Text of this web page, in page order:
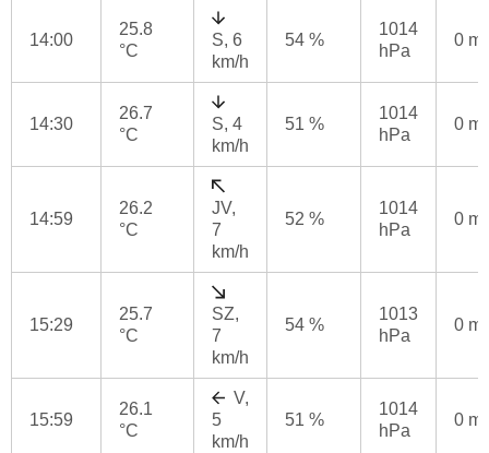
14:00
25.8
°C
S, 6
km/h
54 %
1014
hPa
0
14:30
26.7
°C
S, 4
km/h
51 %
1014
hPa
0
14:59
26.2
°C
JV,
7
km/h
52 %
1014
hPa
0
15:29
25.7
°C
SZ,
7
km/h
54 %
1013
hPa
0
15:59
26.1
°C
V,
5
km/h
51 %
1014
hPa
0